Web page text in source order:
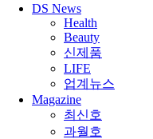
DS News
Health
Beauty
신제품
LIFE
업계뉴스
Magazine
최신호
과월호